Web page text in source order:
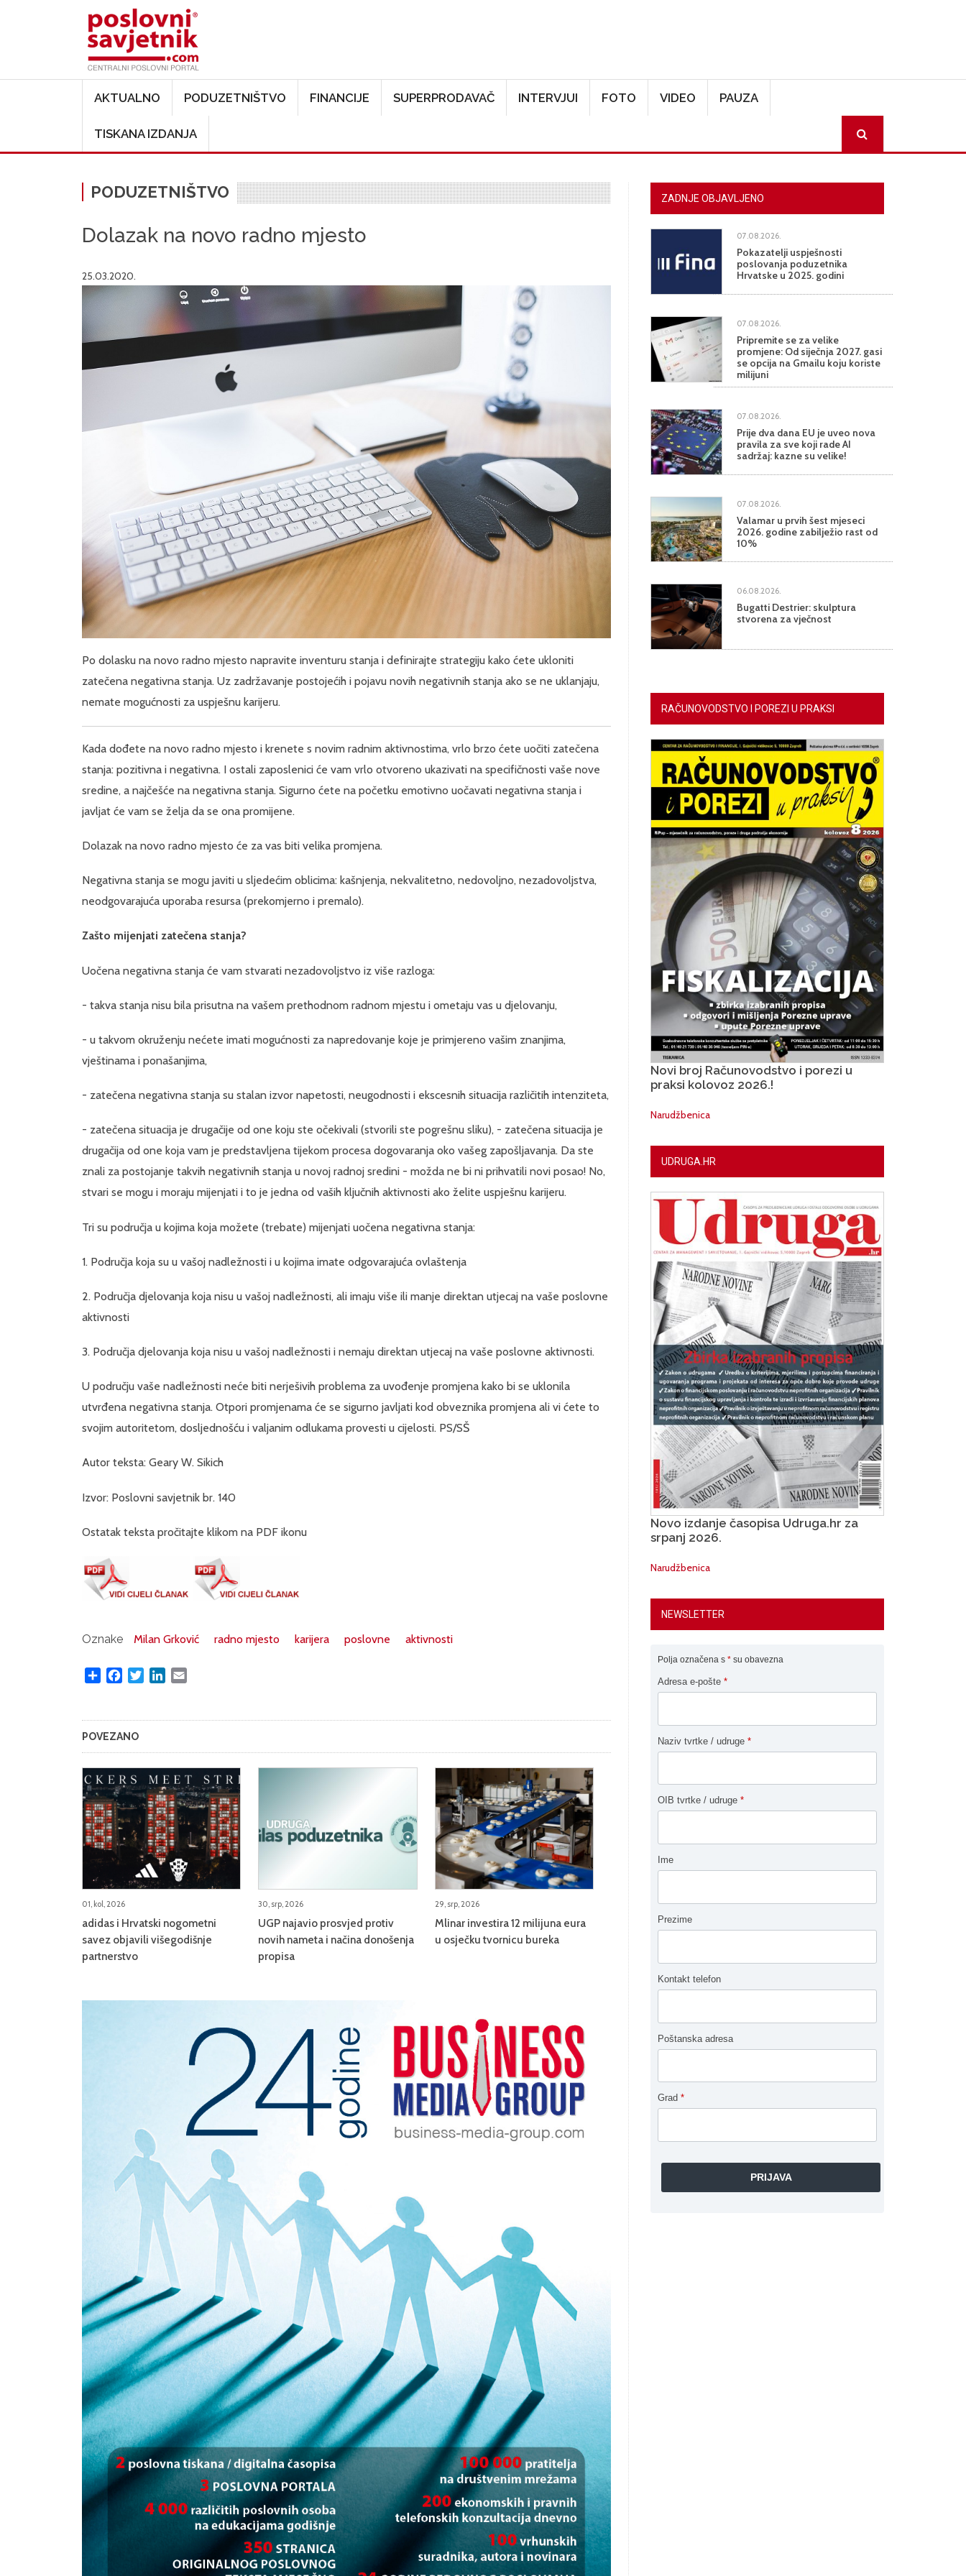
AKTUALNO PODUZETNIŠTVO FINANCIJE SUPERPRODAVAČ INTERVJUI FOTO VIDEO PAUZA
TISKANA IZDANJA
PODUZETNIŠTVO
Dolazak na novo radno mjesto
25.03.2020.
Po dolasku na novo radno mjesto napravite inventuru stanja i definirajte strategiju kako ćete ukloniti
zatečena negativna stanja. Uz zadržavanje postojećih i pojavu novih negativnih stanja ako se ne uklanjaju,
nemate mogućnosti za uspješnu karijeru.
Kada dođete na novo radno mjesto i krenete s novim radnim aktivnostima, vrlo brzo ćete uočiti zatečena
stanja: pozitivna i negativna. I ostali zaposlenici će vam vrlo otvoreno ukazivati na specifičnosti vaše nove
sredine, a najčešće na negativna stanja. Sigurno ćete na početku emotivno uočavati negativna stanja i
javljat će vam se želja da se ona promijene.
Dolazak na novo radno mjesto će za vas biti velika promjena.
Negativna stanja se mogu javiti u sljedećim oblicima: kašnjenja, nekvalitetno, nedovoljno, nezadovoljstva,
neodgovarajuća uporaba resursa (prekomjerno i premalo).
Zašto mijenjati zatečena stanja?
Uočena negativna stanja će vam stvarati nezadovoljstvo iz više razloga:
- takva stanja nisu bila prisutna na vašem prethodnom radnom mjestu i ometaju vas u djelovanju,
- u takvom okruženju nećete imati mogućnosti za napredovanje koje je primjereno vašim znanjima,
vještinama i ponašanjima,
- zatečena negativna stanja su stalan izvor napetosti, neugodnosti i ekscesnih situacija različitih intenziteta,
- zatečena situacija je drugačije od one koju ste očekivali (stvorili ste pogrešnu sliku), - zatečena situacija je
drugačija od one koja vam je predstavljena tijekom procesa dogovaranja oko vašeg zapošljavanja. Da ste
znali za postojanje takvih negativnih stanja u novoj radnoj sredini - možda ne bi ni prihvatili novi posao! No,
stvari se mogu i moraju mijenjati i to je jedna od vaših ključnih aktivnosti ako želite uspješnu karijeru.
Tri su područja u kojima koja možete (trebate) mijenjati uočena negativna stanja:
1. Područja koja su u vašoj nadležnosti i u kojima imate odgovarajuća ovlaštenja
2. Područja djelovanja koja nisu u vašoj nadležnosti, ali imaju više ili manje direktan utjecaj na vaše poslovne
aktivnosti
3. Područja djelovanja koja nisu u vašoj nadležnosti i nemaju direktan utjecaj na vaše poslovne aktivnosti.
U području vaše nadležnosti neće biti nerješivih problema za uvođenje promjena kako bi se uklonila
utvrđena negativna stanja. Otpori promjenama će se sigurno javljati kod obveznika promjena ali vi ćete to
svojim autoritetom, dosljednošću i valjanim odlukama provesti u cijelosti. PS/SŠ
Autor teksta: Geary W. Sikich
Izvor: Poslovni savjetnik br. 140
Ostatak teksta pročitajte klikom na PDF ikonu
Oznake Milan Grković radno mjesto karijera poslovne aktivnosti
Share FacebookTwitterLinkedIn
POVEZANO
01, kol, 2026
adidas i Hrvatski nogometni
savez objavili višegodišnje
partnerstvo
30, srp, 2026
UGP najavio prosvjed protiv
novih nameta i načina donošenja
propisa
29, srp, 2026
Mlinar investira 12 milijuna eura
u osječku tvornicu bureka
ZADNJE OBJAVLJENO
07.08.2026.
Pokazatelji uspješnosti
poslovanja poduzetnika
Hrvatske u 2025. godini
07.08.2026.
Pripremite se za velike
promjene: Od siječnja 2027. gasi
se opcija na Gmailu koju koriste
milijuni
07.08.2026.
Prije dva dana EU je uveo nova
pravila za sve koji rade AI
sadržaj: kazne su velike!
07.08.2026.
Valamar u prvih šest mjeseci
2026. godine zabilježio rast od
10%
06.08.2026.
Bugatti Destrier: skulptura
stvorena za vječnost
RAČUNOVODSTVO I POREZI U PRAKSI
Novi broj Računovodstvo i porezi u
praksi kolovoz 2026.!
Narudžbenica
UDRUGA.HR
Novo izdanje časopisa Udruga.hr za
srpanj 2026.
Narudžbenica
NEWSLETTER
Polja označena s * su obavezna
Adresa e-pošte *
Naziv tvrtke / udruge *
OIB tvrtke / udruge *
Ime
Prezime
Kontakt telefon
Poštanska adresa
Grad *